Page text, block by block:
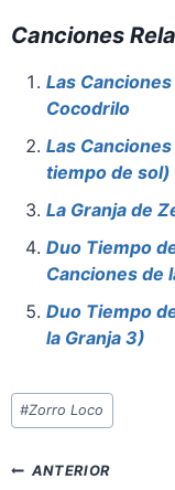
c
e
b
o
o
k
er
e
Canciones
Las
Cocodrilo
Las
tiempo de sol)
La Granja de
Duo Tiempo
Canciones de
Duo Tiempo
la Granja 3)
Etiquetas
de
entrada:
#Zorro Loco
Navegación
ANTERIOR